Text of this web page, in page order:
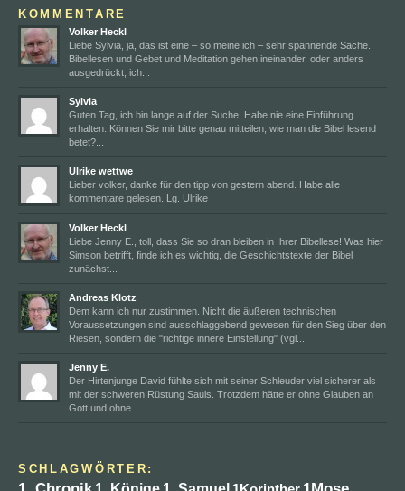
KOMMENTARE
Volker Heckl
Liebe Sylvia, ja, das ist eine – so meine ich – sehr spannende Sache.
Bibellesen und Gebet und Meditation gehen ineinander, oder anders
ausgedrückt, ich...
Sylvia
Guten Tag, ich bin lange auf der Suche. Habe nie eine Einführung
erhalten. Können Sie mir bitte genau mitteilen, wie man die Bibel lesend
betet?...
Ulrike wettwe
Lieber volker, danke für den tipp von gestern abend. Habe alle
kommentare gelesen. Lg. Ulrike
Volker Heckl
Liebe Jenny E., toll, dass Sie so dran bleiben in Ihrer Bibellese! Was hier
Simson betrifft, finde ich es wichtig, die Geschichtstexte der Bibel
zunächst...
Andreas Klotz
Dem kann ich nur zustimmen. Nicht die äußeren technischen
Voraussetzungen sind ausschlaggebend gewesen für den Sieg über den
Riesen, sondern die "richtige innere Einstellung" (vgl....
Jenny E.
Der Hirtenjunge David fühlte sich mit seiner Schleuder viel sicherer als
mit der schweren Rüstung Sauls. Trotzdem hätte er ohne Glauben an
Gott und ohne...
SCHLAGWÖRTER: